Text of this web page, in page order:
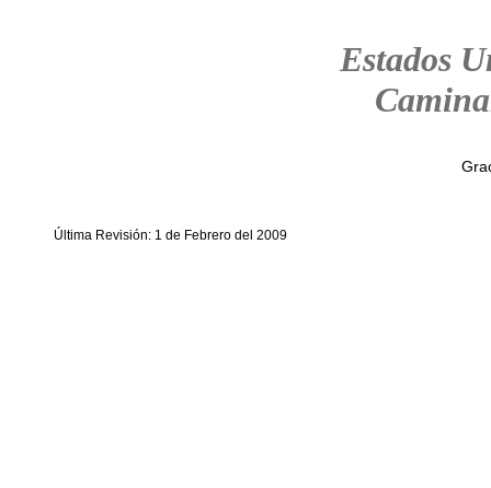
Estados
Última Revisión: 1 de Febrero del 2009